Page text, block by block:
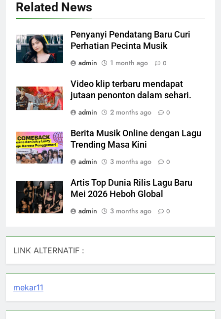
Related News
Penyanyi Pendatang Baru Curi
Perhatian Pecinta Musik
admin
1 month ago 0
Video klip terbaru mendapat
jutaan penonton dalam sehari.
admin
2 months ago 0
Berita Musik Online dengan Lagu
Trending Masa Kini
admin
3 months ago 0
Artis Top Dunia Rilis Lagu Baru
Mei 2026 Heboh Global
admin
3 months ago 0
LINK ALTERNATIF :
mekar11